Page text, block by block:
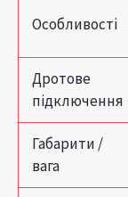
Особливості
Дротове
підключення
Габарити /
вага